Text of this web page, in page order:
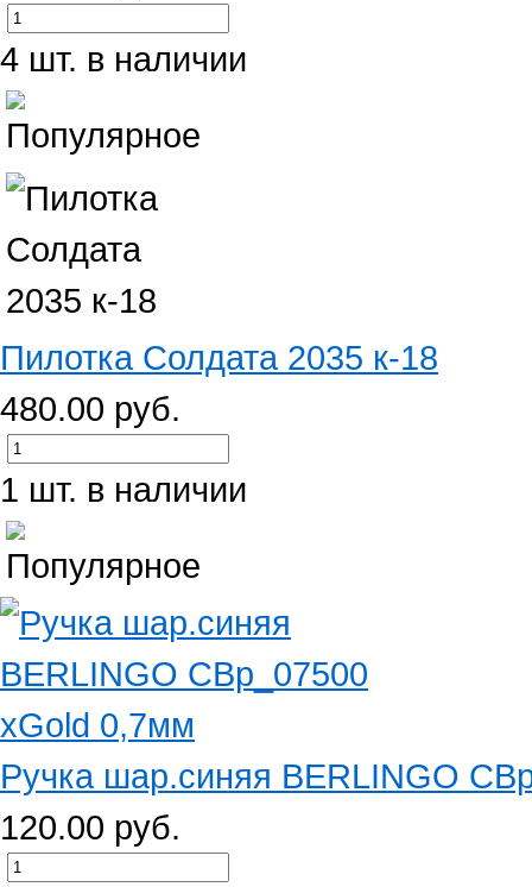
4 шт. в наличии
Пилотка Солдата 2035 к-18
480.00 руб.
1 шт. в наличии
Ручка шар.синяя BERLINGO
120.00 руб.